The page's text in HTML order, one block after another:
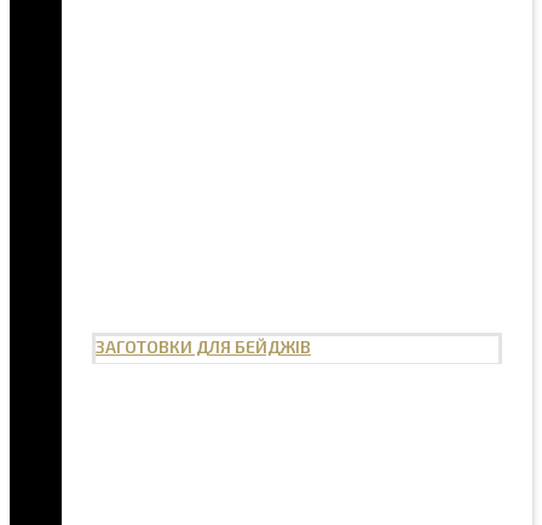
ЗАГОТОВКИ ДЛЯ БЕЙДЖІВ